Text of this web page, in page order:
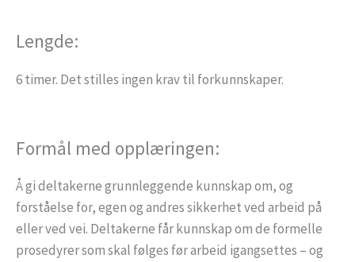
Lengde:
6 timer. Det stilles ingen krav til forkunnskaper.
Formål med opplæringen:
Å gi deltakerne grunnleggende kunnskap om, og
forståelse for, egen og andres sikkerhet ved arbeid på
eller ved vei. Deltakerne får kunnskap om de formelle
prosedyrer som skal følges før arbeid igangsettes – og